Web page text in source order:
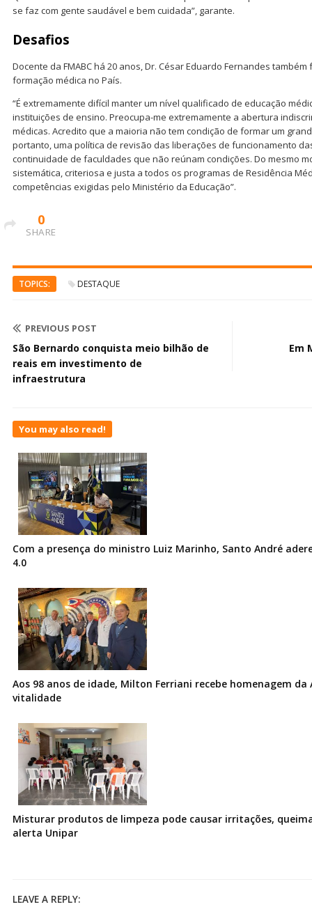
se faz com gente saudável e bem cuidada”, garante.
Desafios
Docente da FMABC há 20 anos, Dr. César Eduardo Fernandes
formação médica no País.
“É extremamente difícil manter um nível qualificado de educação
instituições de ensino. Preocupa-me extremamente a abertura
médicas. Acredito que a maioria não tem condição de formar um
portanto, uma política de revisão das liberações de funcionamento
continuidade de faculdades que não reúnam condições. Do mesmo
sistemática, criteriosa e justa a todos os programas de Residência
competências exigidas pelo Ministério da Educação”.
0
SHARE
TOPICS: DESTAQUE
PREVIOUS POST
São Bernardo conquista meio bilhão de
reais em investimento de
infraestrutura
Em
You may also read!
Com a presença do ministro Luiz Marinho, Santo André
4.0
Aos 98 anos de idade, Milton Ferriani recebe homenagem da
vitalidade
Misturar produtos de limpeza pode causar irritações,
alerta Unipar
LEAVE A REPLY: